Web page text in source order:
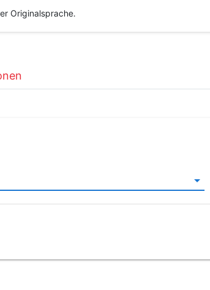
Originalsprache.